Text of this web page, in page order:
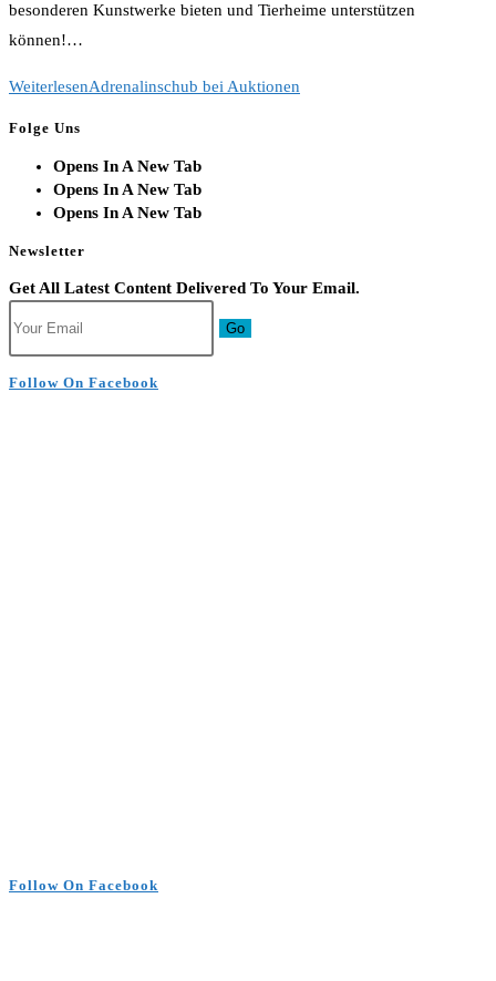
besonderen Kunstwerke bieten und Tierheime unterstützen
können!…
WeiterlesenAdrenalinschub bei Auktionen
Folge Uns
Opens In A New Tab
Opens In A New Tab
Opens In A New Tab
Newsletter
Get All Latest Content Delivered To Your Email.
Go
Follow On Facebook
Follow On Facebook